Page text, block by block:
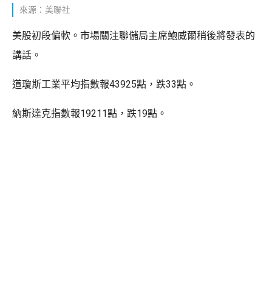
來源：美聯社
美股初段偏軟。市場關注聯儲局主席鮑威爾稍後將發表的
講話。
道瓊斯工業平均指數報43925點，跌33點。
納斯達克指數報19211點，跌19點。